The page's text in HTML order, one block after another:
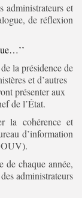
administrateurs et
de réflexion
la présidence de
et d’autres
présenter aux
de l’État.
la cohérence et
d’information
de chaque année,
administrateurs